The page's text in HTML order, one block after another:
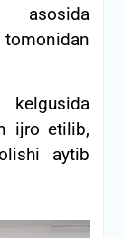
asosida
tomonidan
ijro etilib,
aytib